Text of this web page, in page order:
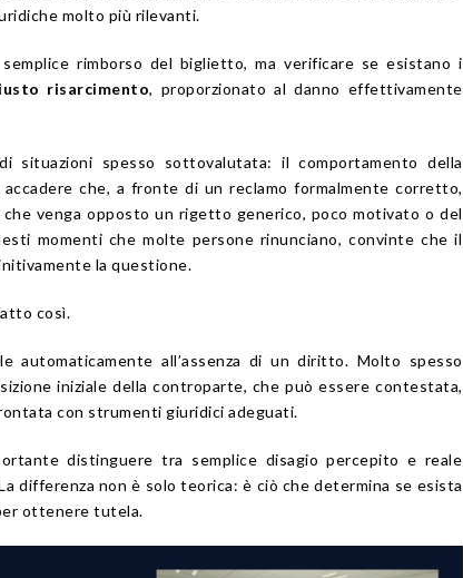
molto più rilevanti.
rimborso del biglietto, ma verificare se esistano i
risarcimento, proporzionato al danno effettivamente
situazioni spesso sottovalutata: il comportamento della
accadere che, a fronte di un reclamo formalmente corretto,
venga opposto un rigetto generico, poco motivato o del
momenti che molte persone rinunciano, convinte che il
la questione.
così.
automaticamente all’assenza di un diritto. Molto spesso
iniziale della controparte, che può essere contestata,
con strumenti giuridici adeguati.
distinguere tra semplice disagio percepito e reale
differenza non è solo teorica: è ciò che determina se esista
ottenere tutela.